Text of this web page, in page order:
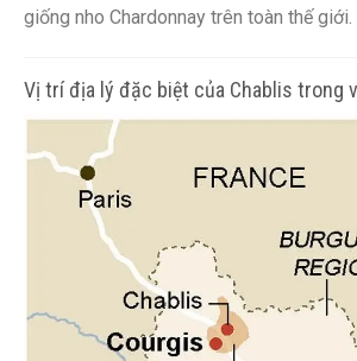
giống nho Chardonnay trên toàn thế giới.
Vị trí địa lý đặc biệt của Chablis trong